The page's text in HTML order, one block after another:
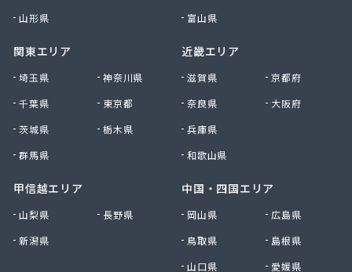
山形県
関東エリア
埼玉県
神奈川県
千葉県
東京都
茨城県
栃木県
群馬県
甲信越エリア
山梨県
長野県
新潟県
富山県
近畿エリア
滋賀県
京都府
奈良県
大阪府
兵庫県
和歌山県
中国・四国エリア
岡山県
広島県
鳥取県
島根県
山口県
愛媛県